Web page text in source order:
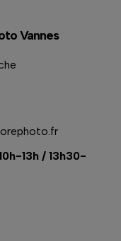
Vannes
13h / 13h30-